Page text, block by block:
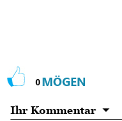
0 MÖGEN
Ihr Kommentar